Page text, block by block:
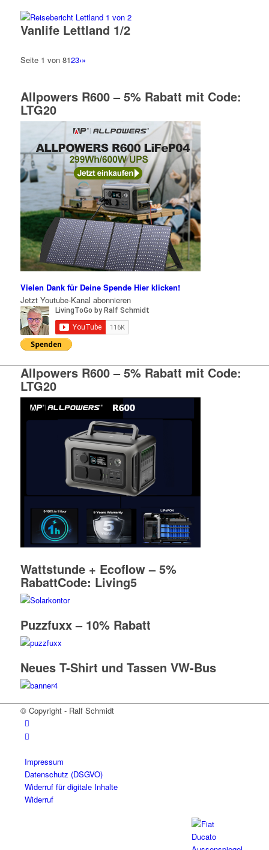
Vanlife Lettland 1/2
Seite 1 von 8123›»
Allpowers R600 – 5% Rabatt mit Code:
LTG20
Vielen Dank für Deine Spende Hier klicken!
Jetzt Youtube-Kanal abonnieren
Allpowers R600 – 5% Rabatt mit Code:
LTG20
Wattstunde + Ecoflow – 5%
RabattCode: Living5
Puzzfuxx – 10% Rabatt
Neues T-Shirt und Tassen VW-Bus
© Copyright - Ralf Schmidt
Impressum
Datenschutz (DSGVO)
Widerruf für digitale Inhalte
Widerruf